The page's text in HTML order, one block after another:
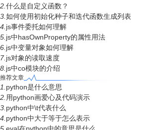
2. 什么是自定义函数？
3. 如何使用初始化种子和迭代函数生成列表
4. js事件委托如何理解
5. js中hasOwnProperty的属性用法
6. js中变量对象如何理解
7. js对象的读取速度
8. js中co模块的介绍
推荐文章
1. python是什么意思
2. 用python画爱心及代码演示
3. python中\t代表什么
4. python中大于等于怎么表示